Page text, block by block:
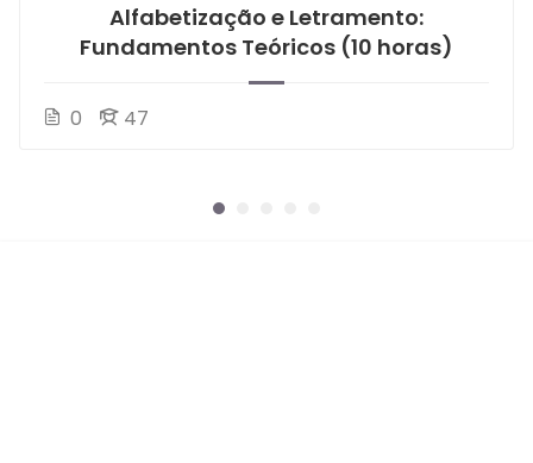
Alfabetização e Letramento:
Fundamentos Teóricos (10 horas)
0 47